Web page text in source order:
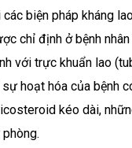
biện pháp kháng
chỉ định ở bệnh
với trực khuẩn lao
hoạt hóa của bệnh
kéo dài,